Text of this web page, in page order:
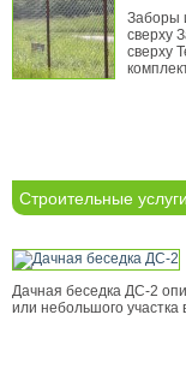
Заборы
сверху
сверху
Строительные услуги
Дачная беседка ДС-2
или небольшого участка